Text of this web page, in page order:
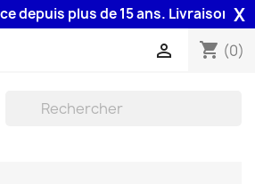
depuis plus de 15 ans. Livraison 48H
X
shopping_cart (0)
